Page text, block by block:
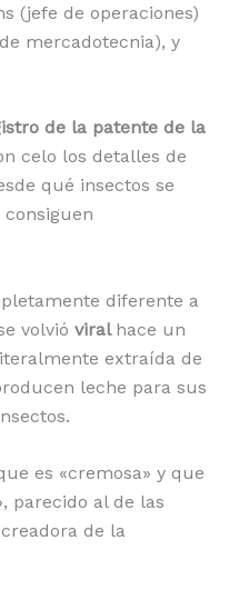
(jefe de operaciones)
mercadotecnia), y
de la patente de la
celo los detalles de
qué insectos se
diferente a
volvió viral hace un
extraída de
leche para sus
es «cremosa» y que
parecido al de las
de la